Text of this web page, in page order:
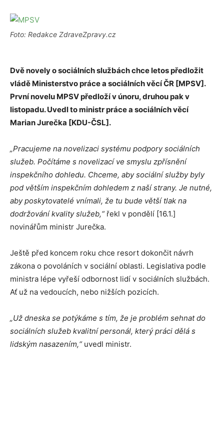
Foto: Redakce ZdraveZpravy.cz
Dvě novely o sociálních službách chce letos předložit
vládě Ministerstvo práce a sociálních věcí ČR [MPSV].
První novelu MPSV předloží v únoru, druhou pak v
listopadu. Uvedl to ministr práce a sociálních věcí
Marian Jurečka [KDU-ČSL].
„Pracujeme na novelizaci systému podpory sociálních
služeb. Počítáme s novelizací ve smyslu zpřísnění
inspekčního dohledu. Chceme, aby sociální služby byly
pod větším inspekčním dohledem z naší strany. Je nutné,
aby poskytovatelé vnímali, že tu bude větší tlak na
dodržování kvality služeb,“řekl v pondělí [16.1.]
novinářům ministr Jurečka.
Ještě před koncem roku chce resort dokončit návrh
zákona o povoláních v sociální oblasti. Legislativa podle
ministra lépe vyřeší odbornost lidí v sociálních službách.
Ať už na vedoucích, nebo nižších pozicích.
„Už dneska se potýkáme s tím, že je problém sehnat do
sociálních služeb kvalitní personál, který práci dělá s
lidským nasazením,“uvedl ministr.